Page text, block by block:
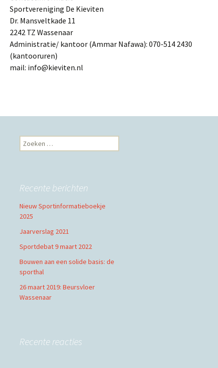
Sportvereniging De Kieviten
Dr. Mansveltkade 11
2242 TZ Wassenaar
Administratie/ kantoor (Ammar Nafawa): 070-514 2430
(kantooruren)
mail: info@kieviten.nl
Zoeken
naar:
Recente berichten
Nieuw Sportinformatieboekje
2025
Jaarverslag 2021
Sportdebat 9 maart 2022
Bouwen aan een solide basis: de
sporthal
26 maart 2019: Beursvloer
Wassenaar
Recente reacties